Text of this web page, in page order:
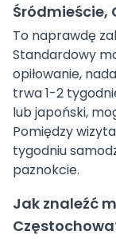
Śródmieście,
To naprawdę
Standardowy
opiłowanie,
trwa 1-2
lub japoński,
Pomiędzy
tygodniu
paznokcie.
Jak znaleźć